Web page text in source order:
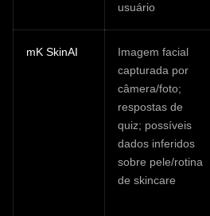
usuário
mK SkinAI
Imagem facial
capturada por
câmera/foto;
respostas de
quiz; possíveis
dados inferidos
sobre pele/rotina
de skincare